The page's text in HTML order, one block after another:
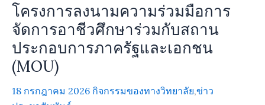
โครงการลงนามความร่วมมือการ
จัดการอาชีวศึกษาร่วมกับสถาน
ประกอบการภาครัฐและเอกชน
(MOU)
18 กรกฎาคม 2026 กิจกรรมของทางวิทยาลัย,ข่าว